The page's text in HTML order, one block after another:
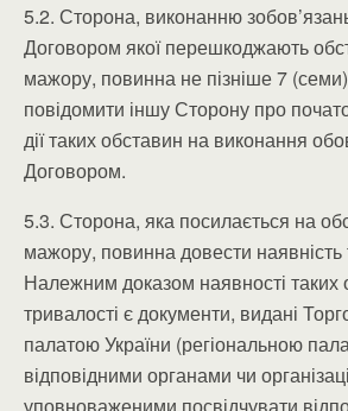
5.2. Сторона, виконанню
Договором якої перешкоджають
мажору, повинна не пізніше 7
повідомити іншу Сторону про
дії таких обставин на виконання
Договором.
5.3. Сторона, яка посилається на
мажору, повинна довести наявність
Належним доказом наявності таких
тривалості є документи, видані
палатою України (регіональною
відповідними органами чи
уповноваженими посвідчувати